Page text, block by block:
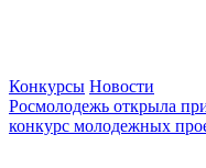
Конкурсы Новости
Росмолодежь открыла
конкурс молодежных